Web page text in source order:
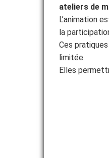
FORMATIONS
ADHÉRER
ateliers de
L’animation
la
Ces
limitée.
Elles